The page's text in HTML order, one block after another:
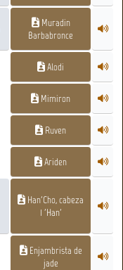
Muradin
Barbabronce
Alodi
Mimiron
Ruven
Ariden
Han'Cho, cabeza
1 'Han'
Enjambrista de
jade